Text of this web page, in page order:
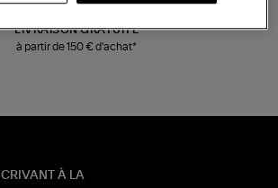
LIVRAISON GRATUITE
à partir de 150 € d'achat*
À LA